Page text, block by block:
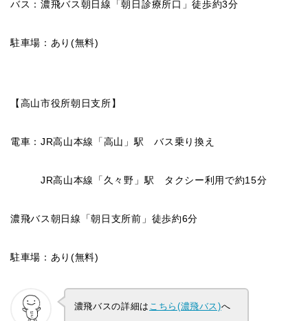
バス：濃飛バス朝日線「朝日診療所口」徒歩約3分
駐車場：あり(無料)
【高山市役所朝日支所】
電車：JR高山本線「高山」駅 バス乗り換え
JR高山本線「久々野」駅 タクシー利用で約15分
濃飛バス朝日線「朝日支所前」徒歩約6分
駐車場：あり(無料)
濃飛バスの詳細は こちら(濃飛バス)へ